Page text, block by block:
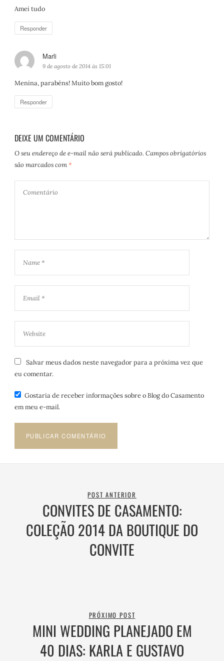
Amei tudo
Responder
Marli
i
s
9 de agosto de 2014 às 15:01
Menina, parabéns! Muito bom gosto!
Responder
DEIXE UM COMENTÁRIO
O seu endereço de e-mail não será publicado. Campos obrigatórios
são marcados com *
Salvar meus dados neste navegador para a próxima vez que
eu comentar.
Gostaria de receber informações sobre o Blog do Casamento
em meu e-mail.
POST ANTERIOR
CONVITES DE CASAMENTO:
COLEÇÃO 2014 DA BOUTIQUE DO
CONVITE
PRÓXIMO POST
MINI WEDDING PLANEJADO EM
40 DIAS: KARLA E GUSTAVO